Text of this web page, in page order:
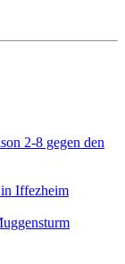
2-8 gegen den
Iffezheim